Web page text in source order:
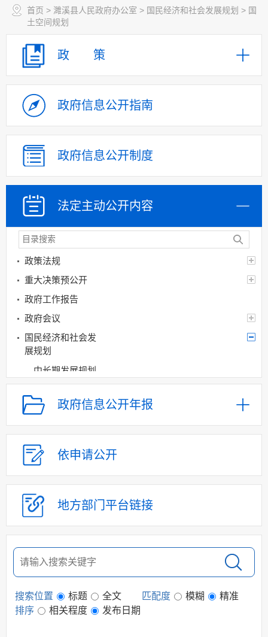
首页 > 濉溪县人民政府办公室 > 国民经济和社会发展规划 > 国
土空间规划
政 策
政府信息公开指南
政府信息公开制度
法定主动公开内容
政策法规
重大决策预公开
政府工作报告
政府会议
国民经济和社会发
展规划
中长期发展规划
专项规划
区域规划
国土空间规划
五年规划纲要
年度重点工作任务
分解、执行及落实情况
督查督办及问责情况
重大决策跟踪反馈
和执行效果评估
审计公开
经济和社会发展统
计信息
建议提案办理
政府信息公开年报
依申请公开
地方部门 平台链接
搜索位置 标题 全文 匹配度 模糊
精准
排序
相关程度 发布日期